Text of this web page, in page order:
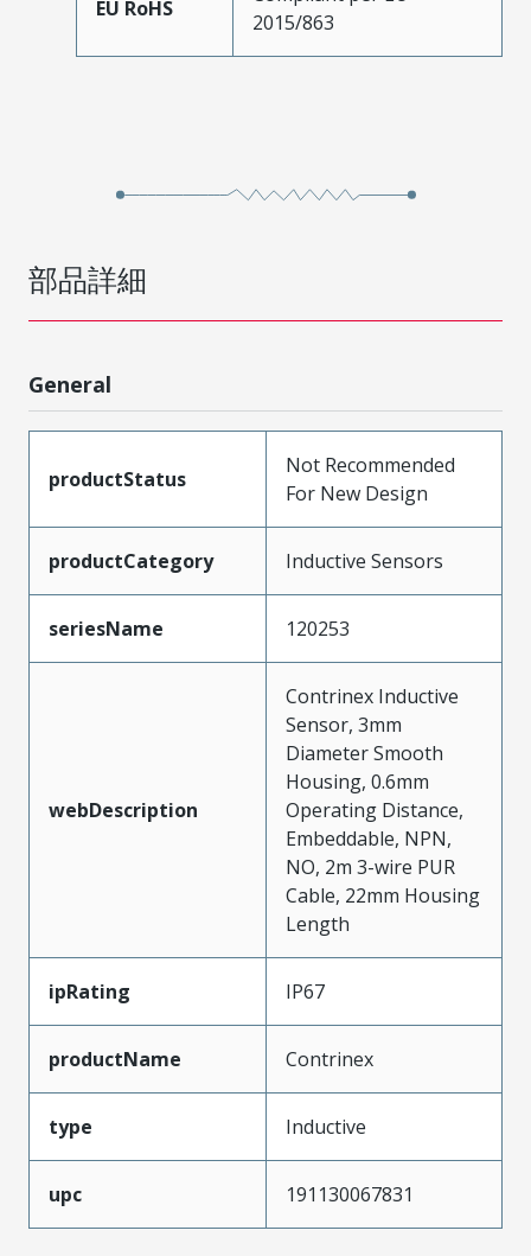
EU RoHS
2015/863
部品詳細
General
productStatus
Not Recommended
For New Design
productCategory Inductive Sensors
seriesName 120253
webDescription
Contrinex Inductive
Sensor, 3mm
Diameter Smooth
Housing, 0.6mm
Operating Distance,
Embeddable, NPN,
NO, 2m 3-wire PUR
Cable, 22mm Housing
Length
ipRating IP67
productName Contrinex
type Inductive
upc 191130067831